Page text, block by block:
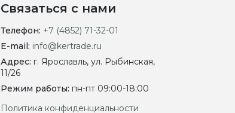
Связаться с нами
Телефон: +7 (4852) 71-32-01
E-mail: info@kertrade.ru
Адрес: г. Ярославль, ул. Рыбинская,
11/26
Режим работы: пн-пт 09:00-18:00
Политика конфиденциальности